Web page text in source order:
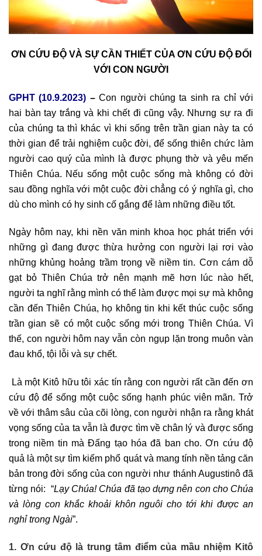
ƠN CỨU ĐỘ VÀ SỰ CẦN THIẾT CỦA ƠN CỨU ĐỘ ĐỐI
VỚI CON NGƯỜI
GPHT (10.9.2023) –Con người chúng ta sinh ra chỉ với
hai bàn tay trắng và khi chết đi cũng vậy. Nhưng sự ra đi
của chúng ta thì khác vì khi sống trên trần gian này ta có
thời gian để trải nghiệm cuộc đời, để sống thiên chức làm
người cao quý của mình là được phụng thờ và yêu mến
Thiên Chúa. Nếu sống một cuộc sống mà không có đời
sau đồng nghĩa với một cuộc đời chẳng có ý nghĩa gì, cho
dù cho mình có hy sinh cố gắng để làm những điều tốt.
Ngày hôm nay, khi nền văn minh khoa học phát triển với
những gì đang được thừa hưởng con người lại rơi vào
những khủng hoảng trầm trọng về niềm tin. Cơn cám dỗ
gạt bỏ Thiên Chúa trở nên mạnh mẽ hơn lúc nào hết,
người ta nghĩ rằng mình có thể làm được mọi sự mà không
cần đến Thiên Chúa, họ không tin khi kết thúc cuộc sống
trần gian sẽ có một cuộc sống mới trong Thiên Chúa. Vì
thế, con người hôm nay vẫn còn ngụp lặn trong muôn vàn
đau khổ, tội lỗi và sự chết.
Là một Kitô hữu tôi xác tín rằng con người rất cần đến ơn
cứu độ để sống một cuộc sống hạnh phúc viên mãn. Trở
về với thâm sâu của cõi lòng, con người nhận ra rằng khát
vọng sống của ta vẫn là được tìm về chân lý và được sống
trong niềm tin mà Đấng tạo hóa đã ban cho. Ơn cứu độ
quả là một sự tìm kiếm phổ quát và mang tính nền tảng căn
bản trong đời sống của con người như thánh Augustinô đã
từng nói: “Lạy Chúa! Chúa đã tạo dựng nên con cho Chúa
và lòng con khắc khoải khôn nguôi cho tới khi được an
nghỉ trong Ngài”.
1. Ơn cứu độ là trung tâm điểm của mầu nhiệm Kitô